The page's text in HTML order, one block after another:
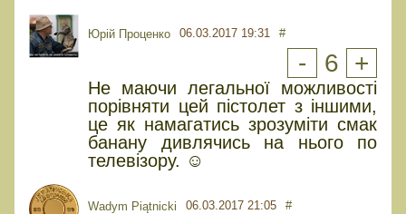
Юрiй Проценко 06.03.2017 19:31 #
- 6 +
Не маючи легальної можливості
порівняти цей пістолет з іншими,
це як намагатись зрозуміти смак
банану дивлячись на нього по
телевізору. ☺
Wadym Piątnicki 06.03.2017 21:05 #